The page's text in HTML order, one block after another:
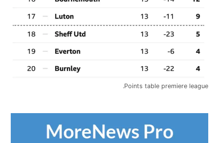
Points table premiere league.